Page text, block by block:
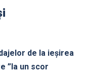
de la ieșirea
”la un scor